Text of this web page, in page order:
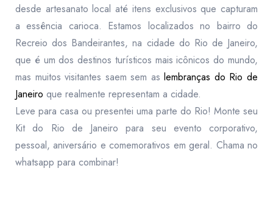
desde artesanato local até itens exclusivos que capturam
a essência carioca. Estamos localizados no bairro do
Recreio dos Bandeirantes, na cidade do Rio de Janeiro,
que é um dos destinos turísticos mais icônicos do mundo,
mas muitos visitantes saem sem aslembranças do Rio de
Janeiro que realmente representam a cidade.
Leve para casa ou presentei uma parte do Rio! Monte seu
Kit do Rio de Janeiro para seu evento corporativo,
pessoal, aniversário e comemorativos em geral. Chama no
whatsapp para combinar!